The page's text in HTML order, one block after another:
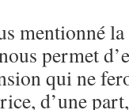
mentionné
permet
qui ne
d’une